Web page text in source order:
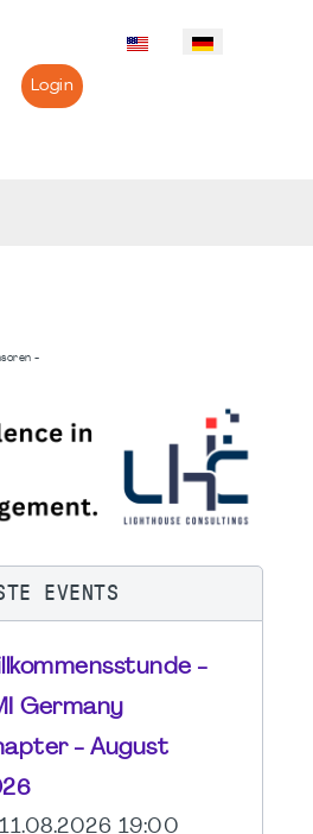
Login
-
EVENTS
-
Germany
- August
11.08.2026 19:00